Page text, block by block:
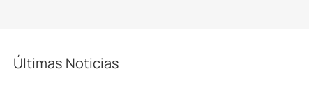
Últimas Noticias